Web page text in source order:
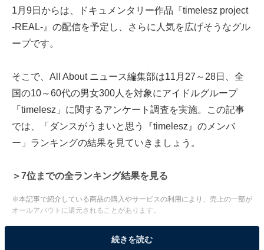
1月9日からは、ドキュメンタリー作品『timelesz project
-REAL-』の配信を予定し、さらに人気を広げそうなグル
ープです。
そこで、All About ニュース編集部は11月27～28日、全
国の10～60代の男女300人を対象にアイドルグループ
「timelesz」に関するアンケート調査を実施。この記事
では、「ダンスがうまいと思う『timelesz』のメンバ
ー」ランキングの結果を見ていきましょう。
＞7位までの全ランキング結果を見る
※本記事で紹介している商品の購入やサービスの利用により、売上の一部が
オールアバウトに還元されることがあります。
続きを読む